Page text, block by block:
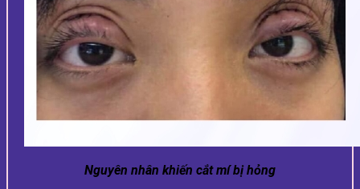
Nguyên nhân khiến cắt mí bị hỏng